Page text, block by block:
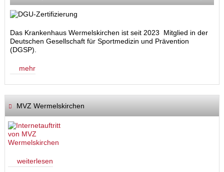
Das Krankenhaus Wermelskirchen ist seit 2023 Mitglied in der
Deutschen Gesellschaft für Sportmedizin und Prävention
(DGSP).
mehr
MVZ Wermelskirchen
weiterlesen